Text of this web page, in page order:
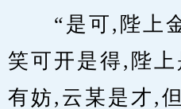
“是可,陛上金
笑可开是得,陛
有妨,云某是才,